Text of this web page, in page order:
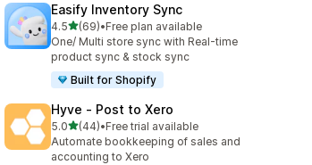
Easify Inventory Sync
4.55つ星中
(69)
合計レビュー数：69件
•Free plan available
One/ Multi store sync with Real-time
product sync & stock sync
Built for Shopify
Hyve ‑ Post to Xero
5.05つ星中
(44)
合計レビュー数：44件
•Free trial available
Automate bookkeeping of sales and
accounting to Xero